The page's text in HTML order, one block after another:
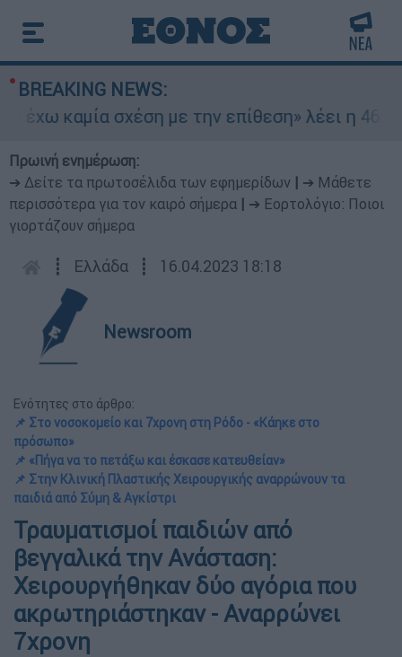
BREAKING NEWS:
καμία σχέση με την επίθεση» λέει η 46χρονη
Πρωινή ενημέρωση:
➔ Δείτε τα πρωτοσέλιδα των εφημερίδων
➔ Μάθετε
περισσότερα για τον καιρό σήμερα
➔ Εορτολόγιο: Ποιοι
γιορτάζουν σήμερα
┋ Ελλάδα ┋ 16.04.2023 18:18
Newsroom
Ενότητες στο άρθρο:
📌 Στο νοσοκομείο και 7χρονη στη Ρόδο - «Κάηκε στο
πρόσωπο»
📌 «Πήγα να το πετάξω και έσκασε κατευθείαν»
📌 Στην Κλινική Πλαστικής Χειρουργικής αναρρώνουν τα
παιδιά από Σύμη & Αγκίστρι
Τραυματισμοί παιδιών από
βεγγαλικά την Ανάσταση:
Χειρουργήθηκαν δύο αγόρια που
ακρωτηριάστηκαν - Αναρρώνει
7χρονη